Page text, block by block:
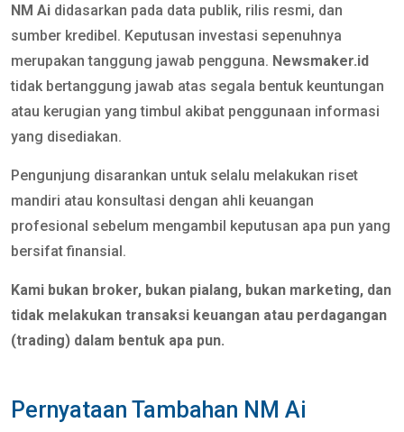
NM Ai didasarkan pada data publik, rilis resmi, dan
sumber kredibel. Keputusan investasi sepenuhnya
merupakan tanggung jawab pengguna. Newsmaker.id
tidak bertanggung jawab atas segala bentuk keuntungan
atau kerugian yang timbul akibat penggunaan informasi
yang disediakan.
Pengunjung disarankan untuk selalu melakukan riset
mandiri atau konsultasi dengan ahli keuangan
profesional sebelum mengambil keputusan apa pun yang
bersifat finansial.
Kami bukan broker, bukan pialang, bukan marketing, dan
tidak melakukan transaksi keuangan atau perdagangan
(trading) dalam bentuk apa pun.
Pernyataan Tambahan NM Ai